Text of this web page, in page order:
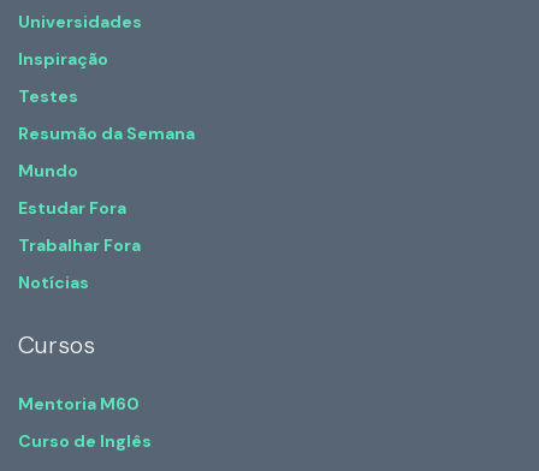
Universidades
Inspiração
Testes
Resumão da Semana
Mundo
Estudar Fora
Trabalhar Fora
Notícias
Cursos
Mentoria M60
Curso de Inglês